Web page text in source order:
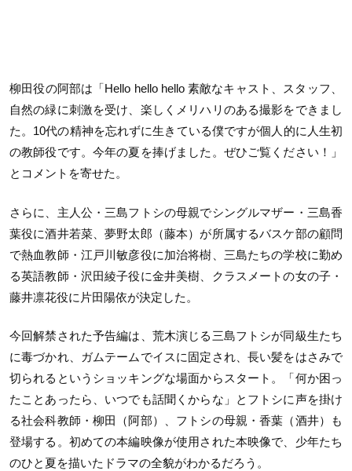
柳田役の阿部は「Hello hello hello 素敵なキャスト、スタッフ、
自然の緑に刺激を受け、楽しくメリハリのある撮影をできまし
た。10代の精神を忘れずに生きている僕ですが個人的に人生初
の教師役です。今年の夏を捧げました。ぜひご覧ください！」
とコメントを寄せた。
さらに、主人公・三島フトシの母親でシングルマザー・三島香
葉役に酒井若菜、夢野太郎（藤本）が所属するバスケ部の顧問
で熱血教師・江戸川敏彦役に加治将樹、三島たちの学校に勤め
る英語教師・沢田綾子役に金井美樹、クラスメートの女の子・
藤井凛花役に片田陽依が決定した。
今回解禁された予告編は、荒木演じる三島フトシが同級生たち
に毒づかれ、ガムテームでイスに固定され、長い髪をはさみで
切られるというショッキングな場面からスタート。「何か困っ
たことあったら、いつでも話聞くからな」とフトシに声を掛け
る社会科教師・柳田（阿部）、フトシの母親・香葉（酒井）も
登場する。初めての本編映像が使用された本映像で、少年たち
のひと夏を描いたドラマの全貌がわかるだろう。